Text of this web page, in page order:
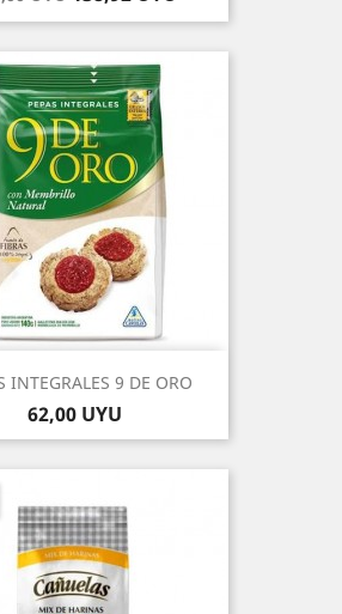
INTEGRALES 9 DE ORO
Precio
62,00 UYU